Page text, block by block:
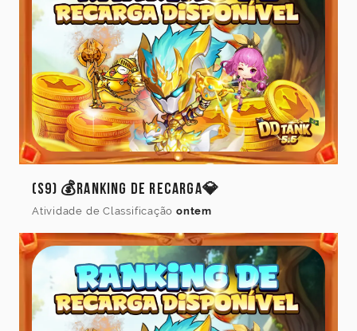
(S9) 💰Ranking de Recarga💎
Atividade de Classificação ontem